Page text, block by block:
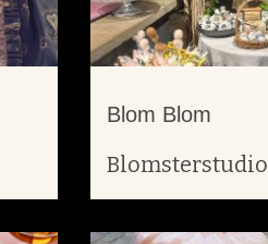
Blom Blom
Blomsterstudio